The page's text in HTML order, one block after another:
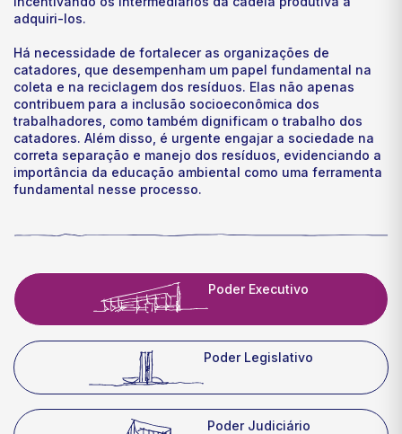
adquiri-los.
Há necessidade de fortalecer as organizações de
catadores, que desempenham um papel fundamental na
coleta e na reciclagem dos resíduos. Elas não apenas
contribuem para a inclusão socioeconômica dos
trabalhadores, como também dignificam o trabalho dos
catadores. Além disso, é urgente engajar a sociedade na
correta separação e manejo dos resíduos, evidenciando a
importância da educação ambiental como uma ferramenta
fundamental nesse processo.
Poder Executivo
Poder Legislativo
Poder Judiciário